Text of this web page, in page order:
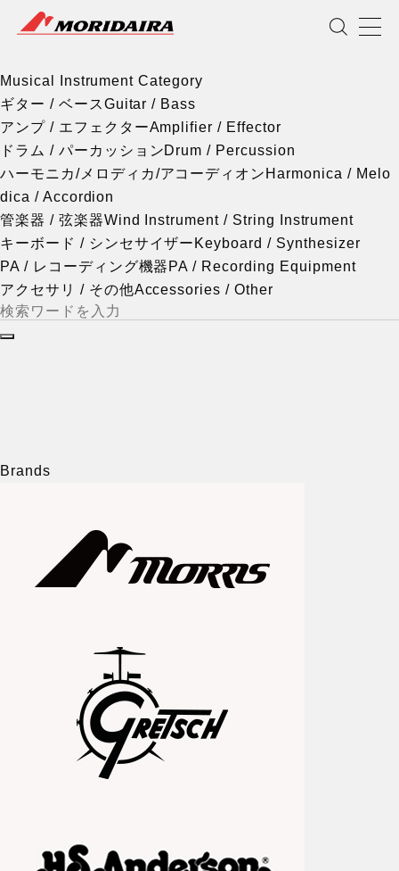
Musical Instrument Category
Scroll
Musical Instrument Category
ギター / ベースGuitar / Bass
アンプ / エフェクターAmplifier / Effector
ドラム / パーカッションDrum / Percussion
ハーモニカ/メロディカ/アコーディオン Harmonica / Melo
dica / Accordion
管楽器 / 弦楽器Wind Instrument / String Instrument
キーボード / シンセサイザー Keyboard / Synthesizer
PA / レコーディング機器 PA / Recording Equipment
アクセサリ / その他Accessories / Other
Brands